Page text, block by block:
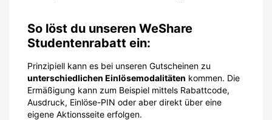
So löst du unseren WeShare
Studentenrabatt ein:
Prinzipiell kann es bei unseren Gutscheinen zu
unterschiedlichen Einlösemodalitäten kommen. Die
Ermäßigung kann zum Beispiel mittels Rabattcode,
Ausdruck, Einlöse-PIN oder aber direkt über eine
eigene Aktionsseite erfolgen.